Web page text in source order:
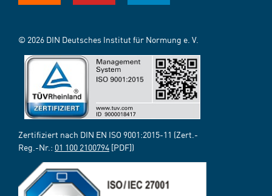
© 2026 DIN Deutsches Institut für Normung e. V.
Zertifiziert nach DIN EN ISO 9001:2015-11 (Zert.-
Reg.-Nr.: 01 100 2100794 [PDF])